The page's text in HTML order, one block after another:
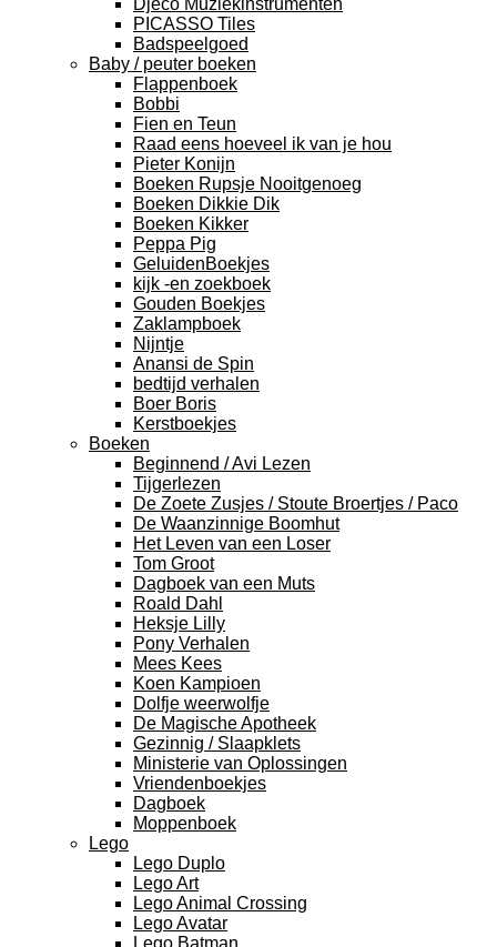
Djeco Muziekinstrumenten
PICASSO Tiles
Badspeelgoed
Baby / peuter boeken
Flappenboek
Bobbi
Fien en Teun
Raad eens hoeveel ik van je hou
Pieter Konijn
Boeken Rupsje Nooitgenoeg
Boeken Dikkie Dik
Boeken Kikker
Peppa Pig
GeluidenBoekjes
kijk -en zoekboek
Gouden Boekjes
Zaklampboek
Nijntje
Anansi de Spin
bedtijd verhalen
Boer Boris
Kerstboekjes
Boeken
Beginnend / Avi Lezen
Tijgerlezen
De Zoete Zusjes / Stoute Broertjes / Paco
De Waanzinnige Boomhut
Het Leven van een Loser
Tom Groot
Dagboek van een Muts
Roald Dahl
Heksje Lilly
Pony Verhalen
Mees Kees
Koen Kampioen
Dolfje weerwolfje
De Magische Apotheek
Gezinnig / Slaapklets
Ministerie van Oplossingen
Vriendenboekjes
Dagboek
Moppenboek
Lego
Lego Duplo
Lego Art
Lego Animal Crossing
Lego Avatar
Lego Batman